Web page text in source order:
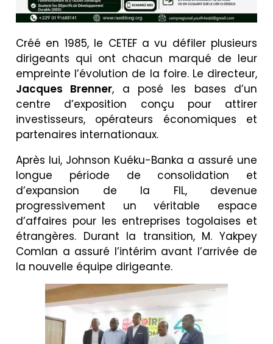
Créé en 1985, le CETEF a vu défiler plusieurs
dirigeants qui ont chacun marqué de leur
empreinte l’évolution de la foire. Le directeur,
Jacques Brenner, a posé les bases d’un
centre d’exposition conçu pour attirer
investisseurs, opérateurs économiques et
partenaires internationaux.
Après lui, Johnson Kuéku-Banka a assuré une
longue période de consolidation et
d’expansion de la FIL, devenue
progressivement un véritable espace
d’affaires pour les entreprises togolaises et
étrangères. Durant la transition, M. Yakpey
Comlan a assuré l’intérim avant l’arrivée de
la nouvelle équipe dirigeante.